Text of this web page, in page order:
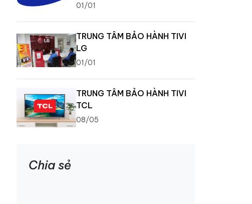
01/01
TRUNG TÂM BẢO HÀNH TIVI
LG
01/01
TRUNG TÂM BẢO HÀNH TIVI
TCL
08/05
Chia sẻ